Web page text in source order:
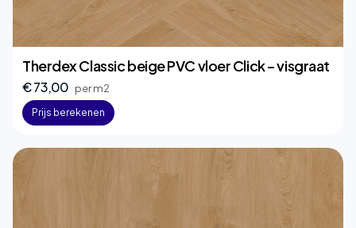
Therdex Classic beige PVC vloer Click – visgraat
€ 73,00 per m2
Prijs berekenen